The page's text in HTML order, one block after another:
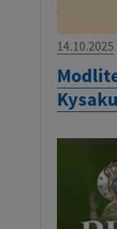
14.10.2025